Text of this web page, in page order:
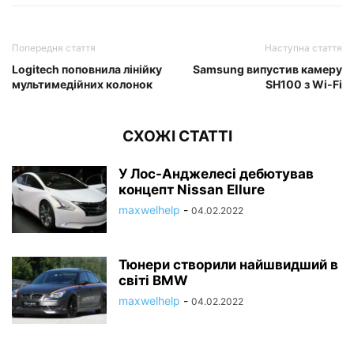
Попередня стаття
Logitech поповнила лінійку
мультимедійних колонок
Наступна стаття
Samsung випустив камеру
SH100 з Wi-Fi
СХОЖІ СТАТТІ
У Лос-Анджелесі дебютував
концепт Nissan Ellure
maxwelhelp - 04.02.2022
Тюнери створили найшвидший в
світі BMW
maxwelhelp - 04.02.2022